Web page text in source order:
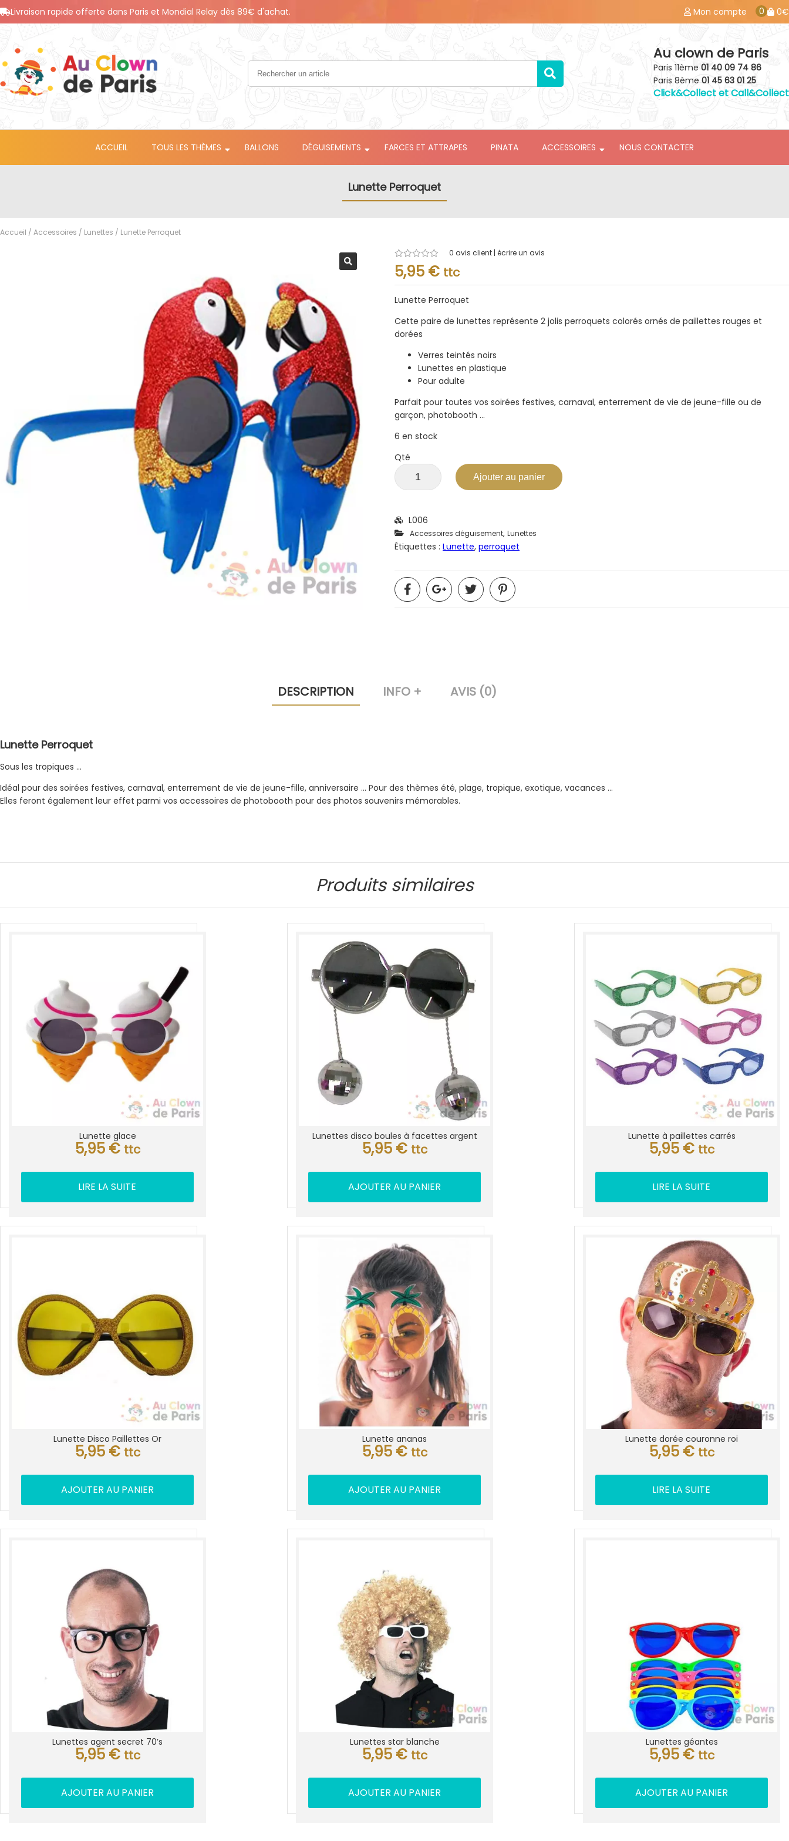
Livraison rapide offerte dans Paris et Mondial Relay dès 89€ d'achat. Mon compte 0 0€
Au clown de Paris
Paris 11ème 01 40 09 74 86
Paris 8ème 01 45 63 01 25
Click&Collect et Call&Collect
ACCUEIL TOUS LES THÈMES BALLONS DÉGUISEMENTS FARCES ET ATTRAPES PINATA ACCESSOIRES NOUS CONTACTER
Lunette Perroquet
Accueil / Accessoires / Lunettes / Lunette Perroquet
Note
0.001
0 avis client | écrire un avis
5,95 € ttc
Lunette Perroquet
Cette paire de lunettes représente 2 jolis perroquets colorés ornés de paillettes rouges et
dorées
Verres teintés noirs
Lunettes en plastique
Pour adulte
Parfait pour toutes vos soirées festives, carnaval, enterrement de vie de jeune-fille ou de
garçon, photobooth …
6 en stock
Qté
Ajouter au panier
L006
Accessoires déguisement, Lunettes
Étiquettes : Lunette, perroquet
DESCRIPTION INFO + AVIS (0)
Lunette Perroquet
Sous les tropiques …
Idéal pour des soirées festives, carnaval, enterrement de vie de jeune-fille, anniversaire … Pour des thèmes été, plage, tropique, exotique, vacances …
Elles feront également leur effet parmi vos accessoires de photobooth pour des photos souvenirs mémorables.
Produits similaires
Lunette glace
5,95 € ttc
LIRE LA SUITE
Lunettes disco boules à facettes argent
5,95 € ttc
AJOUTER AU PANIER
Lunette à paillettes carrés
5,95 € ttc
LIRE LA SUITE
Lunette Disco Paillettes Or
5,95 € ttc
AJOUTER AU PANIER
Lunette ananas
5,95 € ttc
AJOUTER AU PANIER
Lunette dorée couronne roi
5,95 € ttc
LIRE LA SUITE
Lunettes agent secret 70’s
5,95 € ttc
AJOUTER AU PANIER
Lunettes star blanche
5,95 € ttc
AJOUTER AU PANIER
Lunettes géantes
5,95 € ttc
AJOUTER AU PANIER